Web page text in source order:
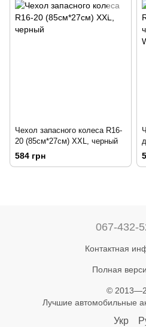
Чехол запасного колеса R16-
20 (85см*27см) XXL, черный
584 грн
067-432-
Контактная
Полная
©
Лучшие автомобильные
Укр